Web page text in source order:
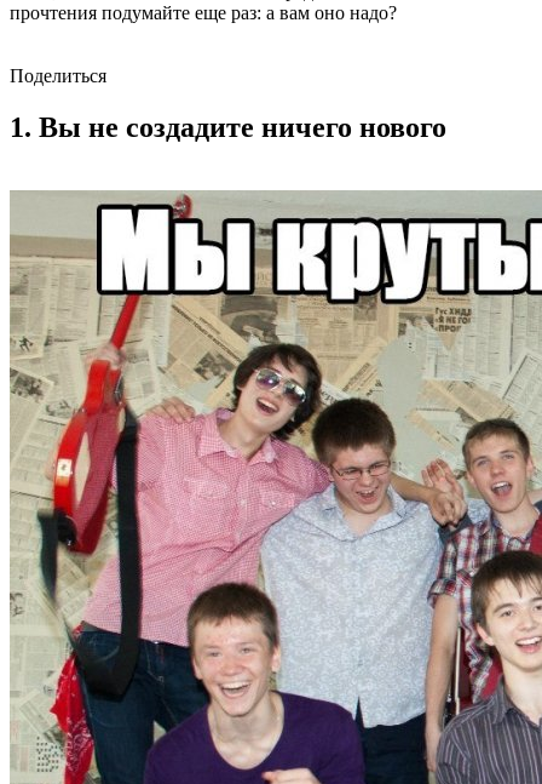
прочтения подумайте еще раз: а вам оно надо?
Поделиться
1. Вы не создадите ничего нового